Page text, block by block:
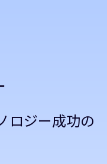
ロジー成功の